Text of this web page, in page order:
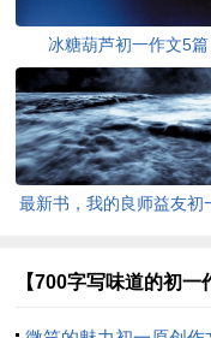
冰糖葫芦初一作文5篇
最新书，我的良师益友初
【700字写味道的初一